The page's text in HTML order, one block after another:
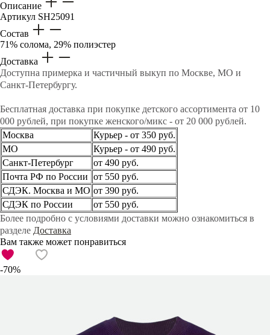
Описание
Артикул SH25091
Состав
71% солома, 29% полиэстер
Доставка
Доступна примерка и частичный выкуп по Москве, МО и
Санкт-Петербургу.
Бесплатная доставка при покупке детского ассортимента от 10
000 рублей, при покупке женского/микс - от 20 000 рублей.
Москва
Курьер - от 350 руб.
МО
Курьер - от 490 руб.
Санкт-Петербург
от 490 руб.
Почта РФ по России от 550 руб.
СДЭК. Москва и МО от 390 руб.
СДЭК по России
от 550 руб.
Более подробно с условиями доставки можно ознакомиться в
разделе Доставка
Вам также может понравиться
-70%